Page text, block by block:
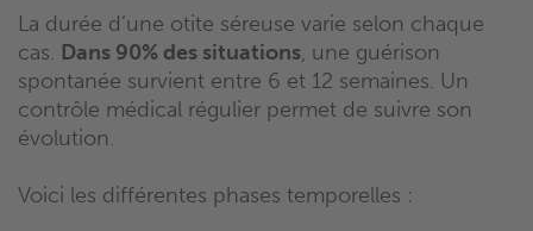
La durée d’une otite séreuse varie selon chaque
cas. Dans 90% des situations, une guérison
spontanée survient entre 6 et 12 semaines. Un
contrôle médical régulier permet de suivre son
évolution.
Voici les différentes phases temporelles :